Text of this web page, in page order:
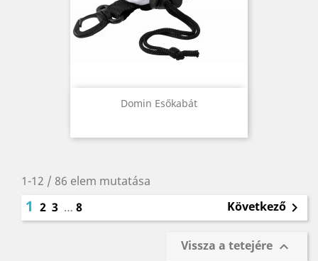
Domin Esőkabát
1-12 / 86 elem mutatása
1 2 3 … 8 Következő 
Vissza a tetejére 